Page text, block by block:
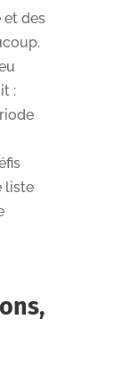
et des
:
liste